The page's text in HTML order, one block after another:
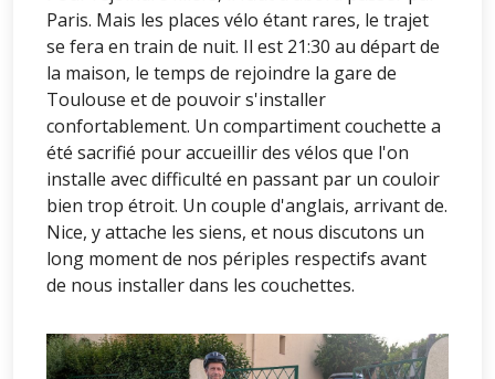
Paris. Mais les places vélo étant rares, le trajet
se fera en train de nuit. Il est 21:30 au départ de
la maison, le temps de rejoindre la gare de
Toulouse et de pouvoir s'installer
confortablement. Un compartiment couchette a
été sacrifié pour accueillir des vélos que l'on
installe avec difficulté en passant par un couloir
bien trop étroit. Un couple d'anglais, arrivant de.
Nice, y attache les siens, et nous discutons un
long moment de nos périples respectifs avant
de nous installer dans les couchettes.